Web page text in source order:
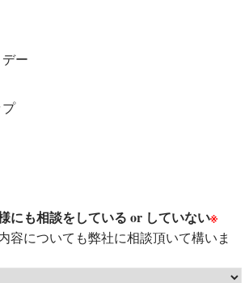
ー
にも相談をしている or していない※
容についても弊社に相談頂いて構いま